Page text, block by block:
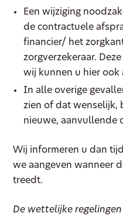
Een wijziging
de contractuele
financier/ het
zorgverzekeraar.
wij kunnen u hier ook
In alle overige
zien of dat wenselijk,
nieuwe, aanvullende
Wij informeren u dan
we aangeven wanneer
treedt.
De wettelijke